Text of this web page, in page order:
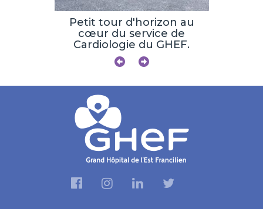
Petit tour d'horizon au
cœur du service de
Cardiologie du GHEF.